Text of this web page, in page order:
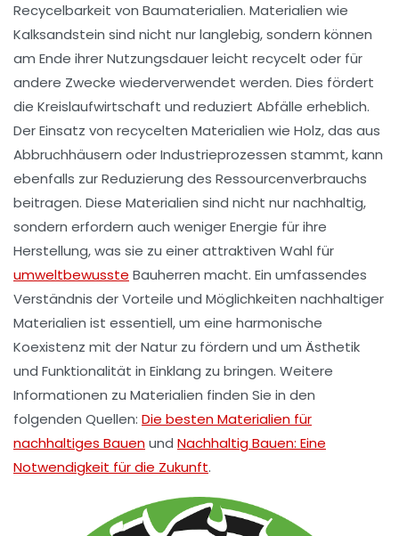
Recycelbarkeit von Baumaterialien. Materialien wie
Kalksandstein sind nicht nur langlebig, sondern können
am Ende ihrer Nutzungsdauer leicht recycelt oder für
andere Zwecke wiederverwendet werden. Dies fördert
die Kreislaufwirtschaft und reduziert Abfälle erheblich.
Der Einsatz von recycelten Materialien wie Holz, das aus
Abbruchhäusern oder Industrieprozessen stammt, kann
ebenfalls zur Reduzierung des Ressourcenverbrauchs
beitragen. Diese Materialien sind nicht nur nachhaltig,
sondern erfordern auch weniger Energie für ihre
Herstellung, was sie zu einer attraktiven Wahl für
umweltbewusste Bauherren macht. Ein umfassendes
Verständnis der Vorteile und Möglichkeiten nachhaltiger
Materialien ist essentiell, um eine harmonische
Koexistenz mit der Natur zu fördern und um Ästhetik
und Funktionalität in Einklang zu bringen. Weitere
Informationen zu Materialien finden Sie in den
folgenden Quellen: Die besten Materialien für
nachhaltiges Bauenund Nachhaltig Bauen: Eine
Notwendigkeit für die Zukunft.